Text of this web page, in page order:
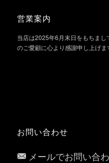
営業案内
当店は2025年6月末日をもちまし
のご愛顧に心より感謝申し上げま
お問い合わせ
メールでお問い合